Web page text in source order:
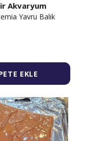
Akvaryum
Yavru Balık
EKLE